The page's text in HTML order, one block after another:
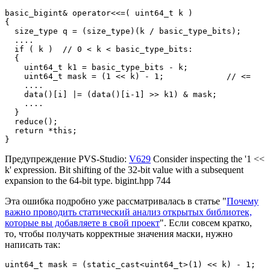
basic_bigint& operator<<=( uint64_t k )
{
  size_type q = (size_type)(k / basic_type_bits);
  ....
  if ( k )  // 0 < k < basic_type_bits:
  {
    uint64_t k1 = basic_type_bits - k;
    uint64_t mask = (1 << k) - 1;             // <=
    ....
    data()[i] |= (data()[i-1] >> k1) & mask;
    ....
  }
  reduce();
  return *this;
}
Предупреждение PVS-Studio: V629 Consider inspecting the '1 <<
k' expression. Bit shifting of the 32-bit value with a subsequent
expansion to the 64-bit type. bigint.hpp 744
Эта ошибка подробно уже рассматривалась в статье "Почему
важно проводить статический анализ открытых библиотек,
которые вы добавляете в свой проект". Если совсем кратко,
то, чтобы получать корректные значения маски, нужно
написать так:
uint64_t mask = (static_cast<uint64_t>(1) << k) - 1;